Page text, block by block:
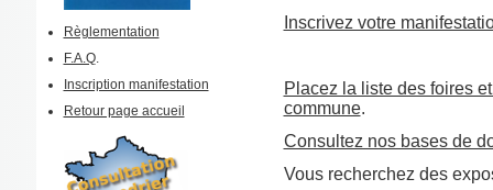
Règlementation
F.A.Q.
Inscription manifestation
Retour page accueil
Inscrivez votre
Placez la liste des foires
commune.
Consultez nos bases de
Vous recherchez des